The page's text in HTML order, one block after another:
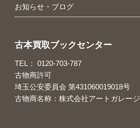
お知らせ・ブログ
古本買取ブックセンター
TEL： 0120-703-787
古物商許可
埼玉公安委員会 第431060019018号
古物商名称：株式会社アートガレージ